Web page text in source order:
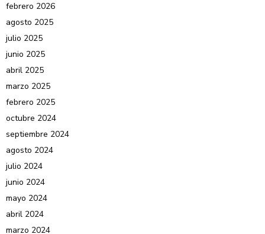
febrero 2026
agosto 2025
julio 2025
junio 2025
abril 2025
marzo 2025
febrero 2025
octubre 2024
septiembre 2024
agosto 2024
julio 2024
junio 2024
mayo 2024
abril 2024
marzo 2024